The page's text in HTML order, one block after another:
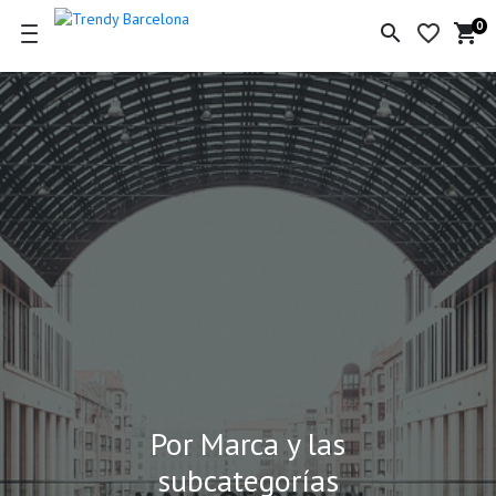
search favorite_border
la
0
shopping_cart
Por Marca y las
subcategorías